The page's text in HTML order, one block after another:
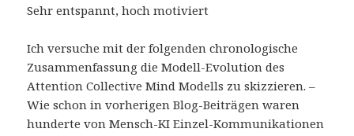
Sehr entspannt, hoch motiviert
Ich versuche mit der folgenden chronologische
Zusammenfassung die Modell-Evolution des
Attention Collective Mind Modells zu skizzieren. –
Wie schon in vorherigen Blog-Beiträgen waren
hunderte von Mensch-KI Einzel-Kommunikationen